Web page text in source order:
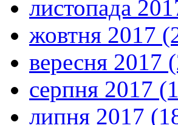
листопада
жовтня 2017
вересня 2017
серпня 2017
липня 2017